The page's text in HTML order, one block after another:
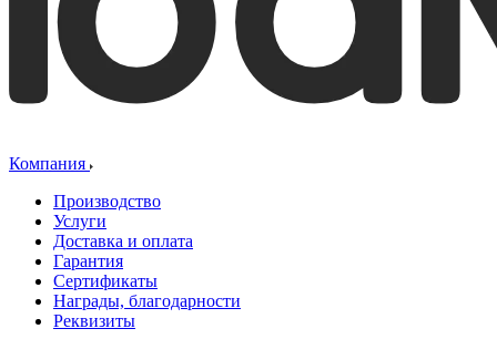
Компания
Производство
Услуги
Доставка и оплата
Гарантия
Сертификаты
Награды, благодарности
Реквизиты